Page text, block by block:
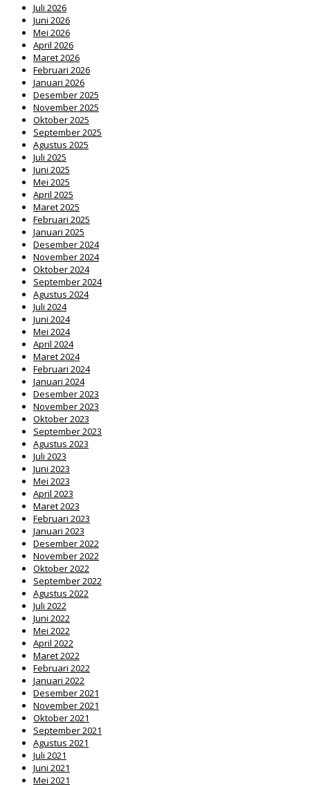
Juli 2026
Juni 2026
Mei 2026
April 2026
Maret 2026
Februari 2026
Januari 2026
Desember 2025
November 2025
Oktober 2025
September 2025
Agustus 2025
Juli 2025
Juni 2025
Mei 2025
April 2025
Maret 2025
Februari 2025
Januari 2025
Desember 2024
November 2024
Oktober 2024
September 2024
Agustus 2024
Juli 2024
Juni 2024
Mei 2024
April 2024
Maret 2024
Februari 2024
Januari 2024
Desember 2023
November 2023
Oktober 2023
September 2023
Agustus 2023
Juli 2023
Juni 2023
Mei 2023
April 2023
Maret 2023
Februari 2023
Januari 2023
Desember 2022
November 2022
Oktober 2022
September 2022
Agustus 2022
Juli 2022
Juni 2022
Mei 2022
April 2022
Maret 2022
Februari 2022
Januari 2022
Desember 2021
November 2021
Oktober 2021
September 2021
Agustus 2021
Juli 2021
Juni 2021
Mei 2021